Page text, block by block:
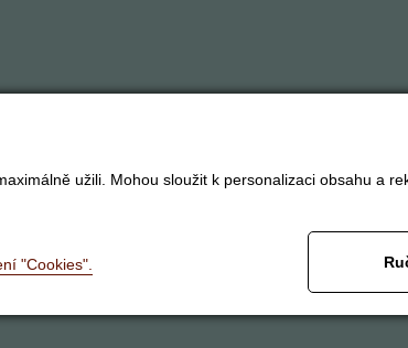
užili. Mohou sloužit k personalizaci obsahu a
"Cookies".